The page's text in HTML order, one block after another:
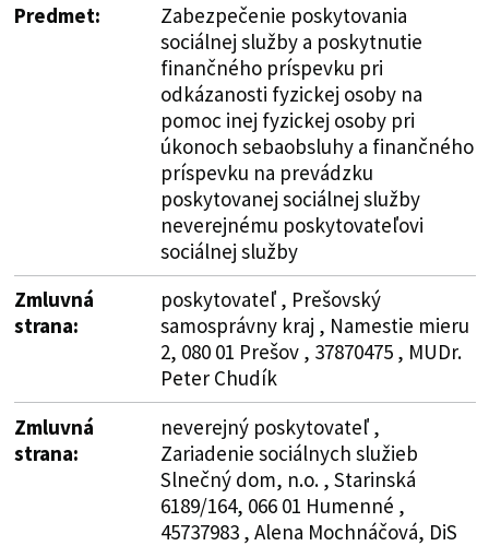
Predmet:
Zabezpečenie poskytovania
sociálnej služby a poskytnutie
finančného príspevku pri
odkázanosti fyzickej osoby na
pomoc inej fyzickej osoby pri
úkonoch sebaobsluhy a finančného
príspevku na prevádzku
poskytovanej sociálnej služby
neverejnému poskytovateľovi
sociálnej služby
Zmluvná
strana:
poskytovateľ , Prešovský
samosprávny kraj , Namestie mieru
2, 080 01 Prešov , 37870475 , MUDr.
Peter Chudík
Zmluvná
strana:
neverejný poskytovateľ ,
Zariadenie sociálnych služieb
Slnečný dom, n.o. , Starinská
6189/164, 066 01 Humenné ,
45737983 , Alena Mochnáčová, DiS